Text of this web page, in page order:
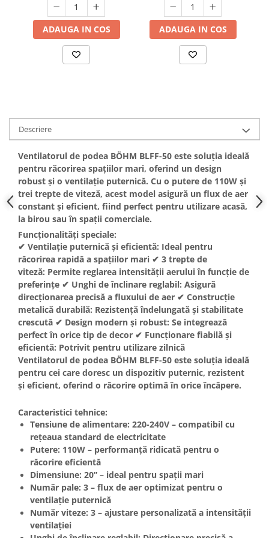
Hote bucatarie
Consumabile
Hote cupolare
Hote telescopice
Hote traditionale
Masini de Spalat Rufe & Uscatoare
Accesorii masini de spalat &
uscatoare
Masini automate de spalat rufe
Masini de spalat rufe cu uscator
Masini de spalat rufe verticale
Uscatoare de rufe
Masini de spalat vase
Masini de spalat vase incorporabile
Masini de spalat vase
independente
Motoburghiu/Foreza pamant
Pachete Incorporabile
Pirostrii & Arzatoare
Plasa umbrire
Radiatoare
Semanatoare,Plantatoare
Sere
Sobe pe gaz & electrice
Suflante & Aspiratoare
Aspiratoare
Suflante Frunze
ADAUGA IN COS ADAUGA IN COS
Descriere
Ventilatorul de podea BÖHM BLFF-50 este soluția ideală
pentru răcorirea spațiilor mari, oferind un design
robust și o ventilație puternică. Cu o putere de 110W și
trei trepte de viteză, acest model asigură un flux de aer
constant și eficient, fiind perfect pentru utilizare acasă,
la birou sau în spații comerciale.
Funcționalități speciale:
✔ Ventilație puternică și eficientă: Ideal pentru
răcorirea rapidă a spațiilor mari ✔ 3 trepte de
viteză: Permite reglarea intensității aerului în funcție de
preferințe ✔ Unghi de înclinare reglabil: Asigură
direcționarea precisă a fluxului de aer ✔ Construcție
metalică durabilă: Rezistență îndelungată și stabilitate
crescută ✔ Design modern și robust: Se integrează
perfect în orice tip de decor ✔ Funcționare fiabilă și
eficientă: Potrivit pentru utilizare zilnică
Ventilatorul de podea BÖHM BLFF-50 este soluția ideală
pentru cei care doresc un dispozitiv puternic, rezistent
și eficient, oferind o răcorire optimă în orice încăpere.
Caracteristici tehnice:
Tensiune de alimentare: 220-240V – compatibil cu
rețeaua standard de electricitate
Putere: 110W – performanță ridicată pentru o
răcorire eficientă
Dimensiune: 20” – ideal pentru spații mari
Număr pale: 3 – flux de aer optimizat pentru o
ventilație puternică
Număr viteze: 3 – ajustare personalizată a intensității
ventilației